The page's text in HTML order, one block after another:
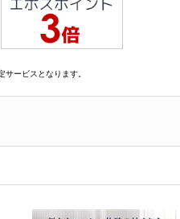
ービスとなります。